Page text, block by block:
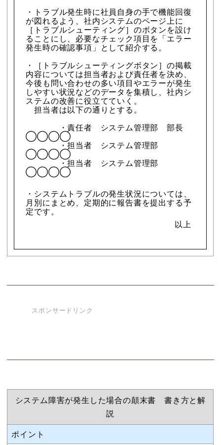
・トラブル発生時に社員自身の手で機能回復
が図れるよう、社内システムのページ上に
［トラブルシューティング］のボタンを設け
ることにし、必要なチェック項目を「エラー
発生時の確認事項」として紹介する。
・［トラブルシューティングボタン］の掲載
内容については担当者および責任者を決め、
今後も問い合わせの多い項目やエラーが発生
しやすい状況などのデータを集積し、社内シ
ステムの改善に役立てていく。
担当者は以下の通りとする。
・責任者 システム管理部 部長
◯◯◯◯
・担当者 システム管理部
◯◯◯◯
・担当者 システム管理部
◯◯◯◯
・システムトラブルの発生状況については、
月別にまとめ、定期的に報告書を提出する予
定です。
以上
スポンサードリンク
システム障害が発生した場合の顛末書 書き方と解
説
ポイント